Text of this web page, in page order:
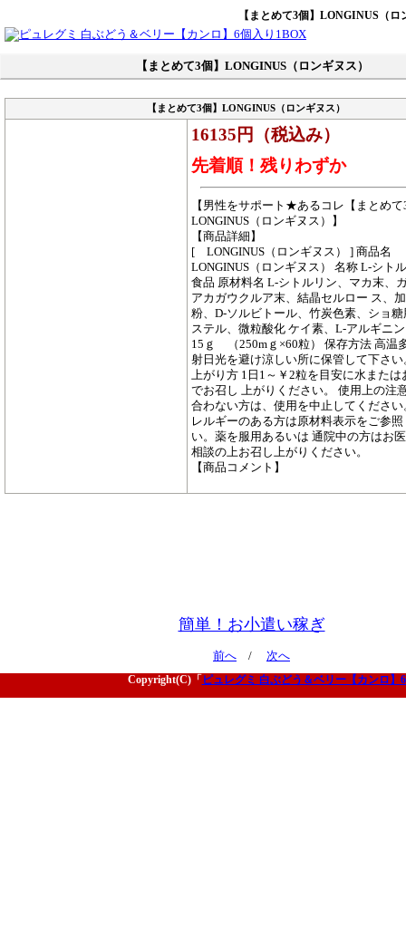
【まとめて3個】LONGINUS（ロ
【まとめて3個】LONGINUS（ロンギヌス）
【まとめて3個】LONGINUS（ロンギヌス）
16135円（税込み）
先着順！残りわずか
【男性をサポート★あるコレ【まとめて
LONGINUS（ロンギヌス）】
【商品詳細】
[ LONGINUS（ロンギヌス） ] 商品名
LONGINUS（ロンギヌス） 名称 L-シト
食品 原材料名 L-シトルリン、マカ末、
アカガウクルア末、結晶セルロー ス、
粉、D-ソルビトール、竹炭色素、ショ
ステル、微粒酸化 ケイ素、L-アルギニ
15ｇ （250mｇ×60粒） 保存方法 高温
射日光を避け涼しい所に保管して下さい
上がり方 1日1～￥2粒を目安に水または
でお召し 上がりください。 使用上の注
合わない方は、使用を中止してくださ
レルギーのある方は原材料表示をご参
い。薬を服用あるいは 通院中の方はお
相談の上お召し上がりください。
【商品コメント】
簡単！お小遣い稼ぎ
前へ / 次へ
Copyright(C)「 ピュレグミ 白ぶどう＆ベリー【カンロ】